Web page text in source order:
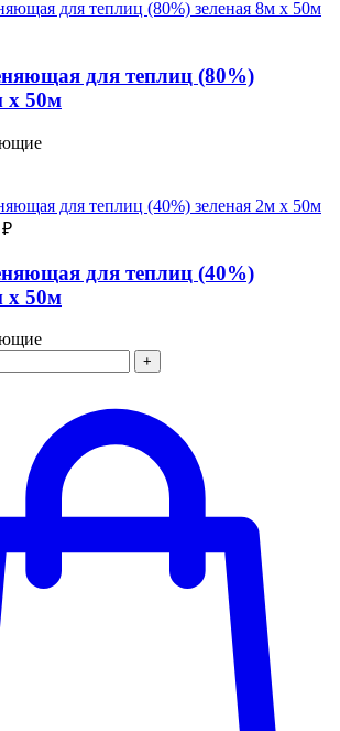
для теплиц (80%)
х 50м
₽
для теплиц (40%)
х 50м
+